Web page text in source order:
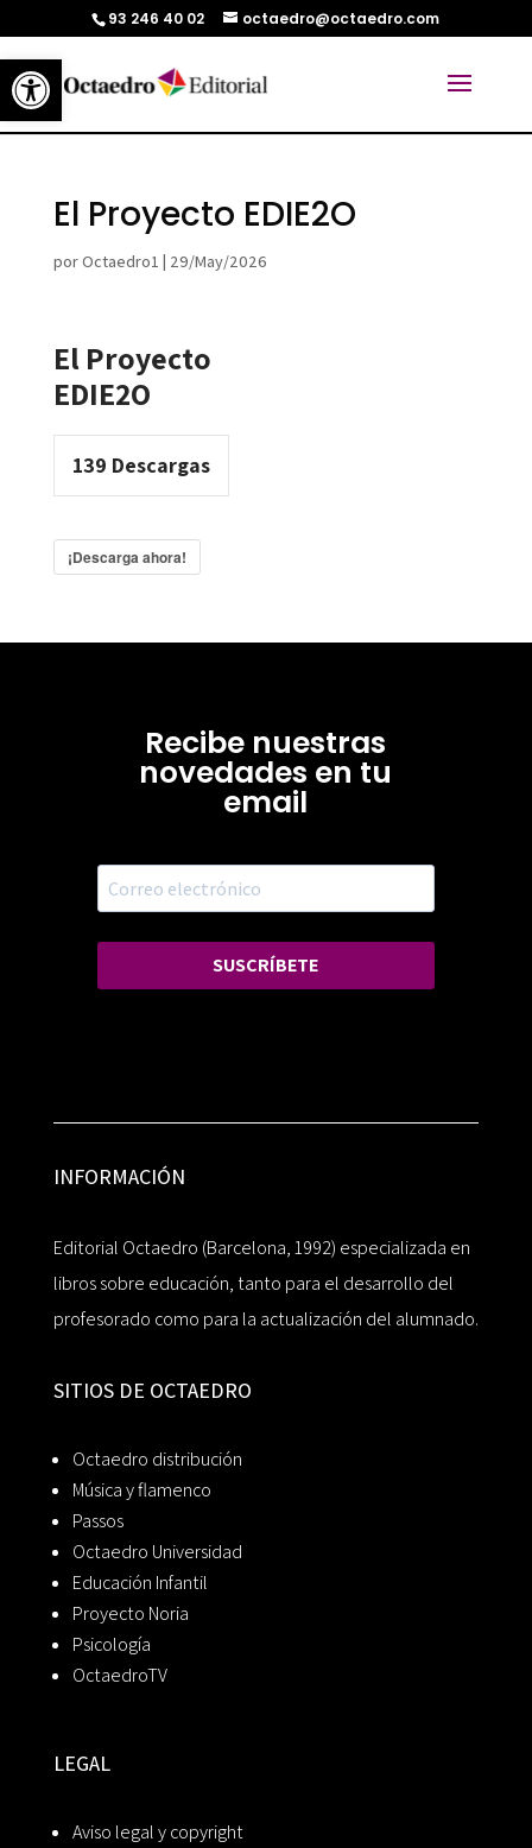
Abrir barra de herramientas
93 246 40 02 octaedro@octaedro.com
El Proyecto EDIE2O
porOctaedro1 | 29/May/2026
El Proyecto
EDIE2O
139 Descargas
¡Descarga ahora!
Recibe nuestras
novedades en tu
email
SUSCRÍBETE
INFORMACIÓN
Editorial Octaedro (Barcelona, 1992) especializada en
libros sobre educación, tanto para el desarrollo del
profesorado como para la actualización del alumnado.
SITIOS DE OCTAEDRO
Octaedro distribución
Música y flamenco
Passos
Octaedro Universidad
Educación Infantil
Proyecto Noria
Psicología
OctaedroTV
LEGAL
Aviso legal y copyright